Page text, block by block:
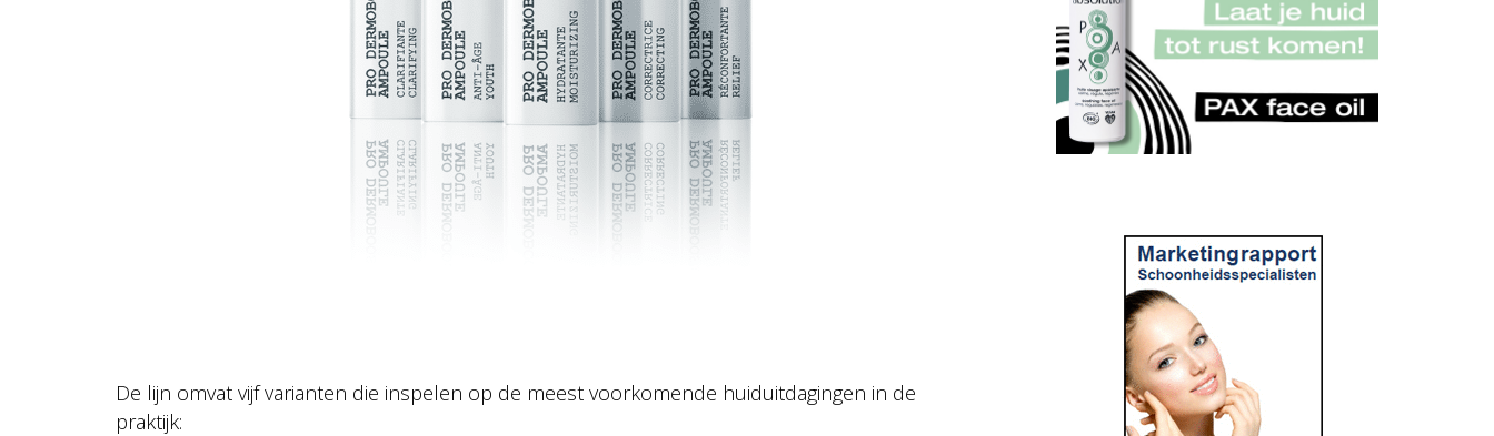
De lijn omvat vijf varianten die inspelen op de meest voorkomende huiduitdagingen in de
praktijk: